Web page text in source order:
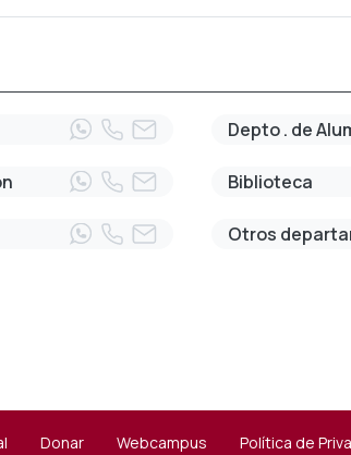
Depto . de
Biblioteca
Otros
Donar Webcampus Política de